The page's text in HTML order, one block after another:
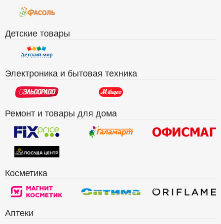
Детские товары
Электроника и бытовая техника
Ремонт и товары для дома
Косметика
Аптеки